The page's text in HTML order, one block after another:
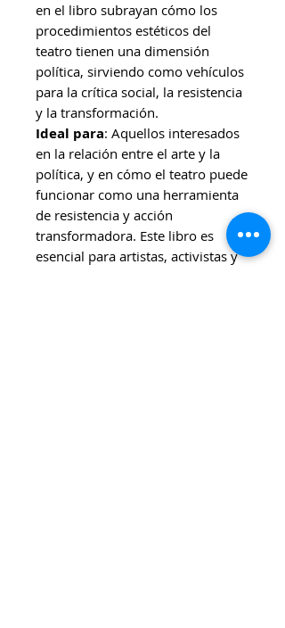
en el libro subrayan cómo los
procedimientos estéticos del
teatro tienen una dimensión
política, sirviendo como vehículos
para la crítica social, la resistencia
y la transformación.
Ideal para: Aquellos interesados
en la relación entre el arte y la
política, y en cómo el teatro puede
funcionar como una herramienta
de resistencia y acción
transformadora. Este libro es
esencial para artistas, activistas y